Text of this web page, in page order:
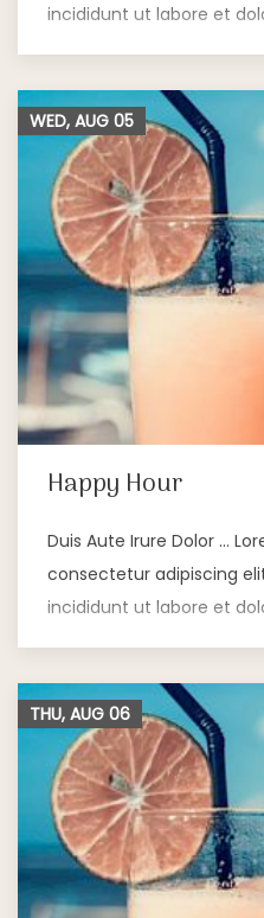
incididunt ut labore et
Happy Hour
Duis Aute Irure Dolor …
consectetur adipiscing
incididunt ut labore et
WED, AUG 05
THU, AUG 06